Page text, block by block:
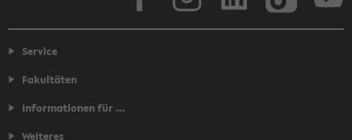
Service
Fakultäten
Informationen für ...
Weiteres